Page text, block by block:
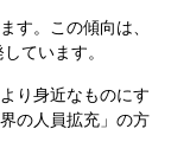
す。この傾向は、
ています。
り身近なものにす
の人員拡充」の方